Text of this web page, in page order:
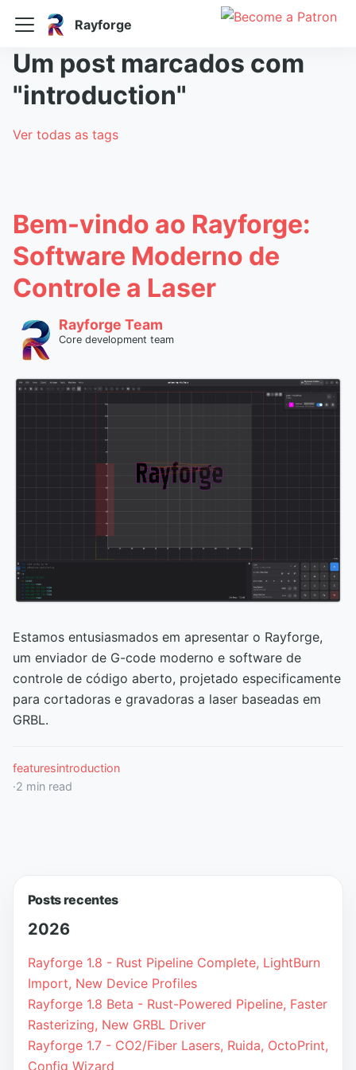
Rayforge
Um post marcados com
"introduction"
Ver todas as tags
Bem-vindo ao Rayforge:
Software Moderno de
Controle a Laser
Rayforge Team
Core development team
Estamos entusiasmados em apresentar o Rayforge,
um enviador de G-code moderno e software de
controle de código aberto, projetado especificamente
para cortadoras e gravadoras a laser baseadas em
GRBL.
featuresintroduction
·2 min read
Posts recentes
2026
Rayforge 1.8 - Rust Pipeline Complete, LightBurn
Import, New Device Profiles
Rayforge 1.8 Beta - Rust-Powered Pipeline, Faster
Rasterizing, New GRBL Driver
Rayforge 1.7 - CO2/Fiber Lasers, Ruida, OctoPrint,
Config Wizard